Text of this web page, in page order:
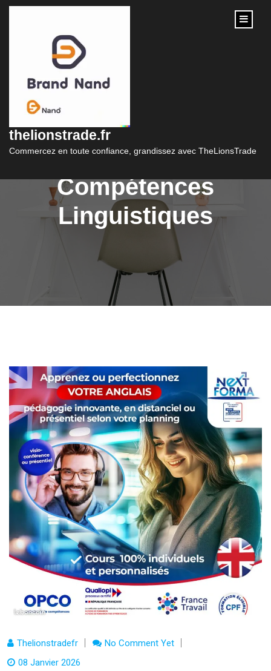
content
thelionstrade.fr
Commercez en toute confiance, grandissez avec TheLionsTrade
Formation Anglais en
Ligne via CPF :
Développez Vos
Compétences
Linguistiques
Thelionstradefr
No Comment Yet
08 Janvier 2026